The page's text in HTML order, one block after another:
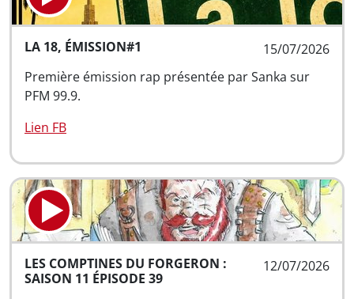
15/07/2026
LA 18, ÉMISSION#1
Première émission rap présentée par Sanka sur
PFM 99.9.
Lien FB
12/07/2026
LES COMPTINES DU FORGERON :
SAISON 11 ÉPISODE 39